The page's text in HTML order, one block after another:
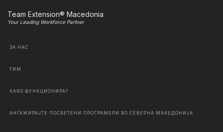
Team Extension® Macedonia
Your Leading Workforce Partner
ЗА НАС
ТИМ
КАКО ФУНКЦИОНИРА?
АНГАЖИРАЈТЕ ПОСВЕТЕНИ ПРОГРАМЕРИ ВО СЕВЕРНА МАКЕДОНИЈА